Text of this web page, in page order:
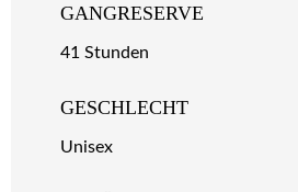
GANGRESERVE
41 Stunden
GESCHLECHT
Unisex